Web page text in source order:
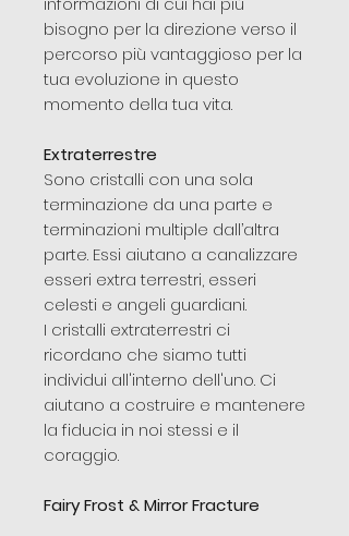
bisogno per la direzione verso il
percorso più vantaggioso per la
tua evoluzione in questo
momento della tua vita.
Extraterrestre
Sono cristalli con una sola
terminazione da una parte e
terminazioni multiple dall’altra
parte. Essi aiutano a canalizzare
esseri extra terrestri, esseri
celesti e angeli guardiani.
I cristalli extraterrestri ci
ricordano che siamo tutti
individui all'interno dell'uno. Ci
aiutano a costruire e mantenere
la fiducia in noi stessi e il
coraggio.
Fairy Frost & Mirror Fracture